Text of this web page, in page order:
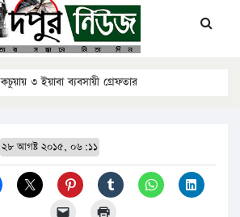
কচুয়ায় ৩ ইয়াবা ব্যবসায়ী গ্রেফতার
২৮ আগষ্ট ২০১৫, ০৬:১১